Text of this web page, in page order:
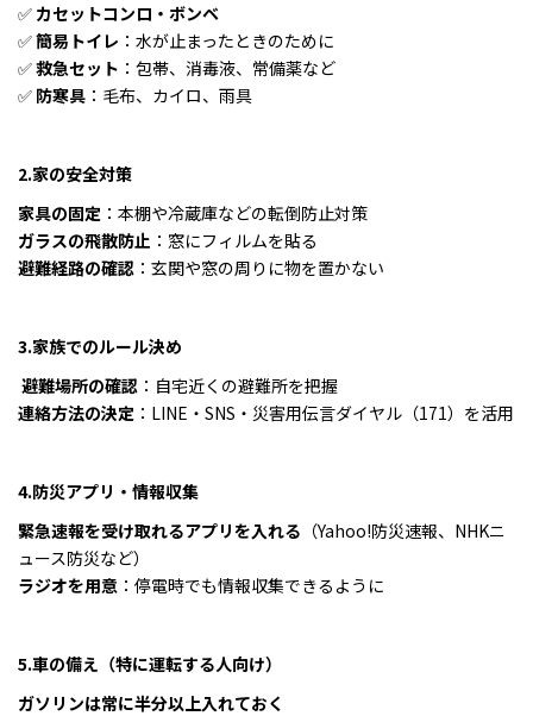
✅ カセットコンロ・ボンベ
✅簡易トイレ ：水が止まったときのために
✅救急セット ：包帯、消毒液、常備薬など
✅ 防寒具 ：毛布、カイロ、雨具
2.家の安全対策
家具の固定 ：本棚や冷蔵庫などの転倒防止対策
ガラスの飛散防止 ：窓にフィルムを貼る
避難経路の確認 ：玄関や窓の周りに物を置かない
3.家族でのルール決め
避難場所の確認 ：自宅近くの避難所を把握
連絡方法の決定 ：LINE・SNS・災害用伝言ダイヤル（171）を活用
4.防災アプリ・情報収集
緊急速報を受け取れるアプリを入れる （Yahoo!防災速報、NHKニ
ュース防災など）
ラジオを用意 ：停電時でも情報収集できるように
5.車の備え（特に運転する人向け）
ガソリンは常に半分以上入れておく